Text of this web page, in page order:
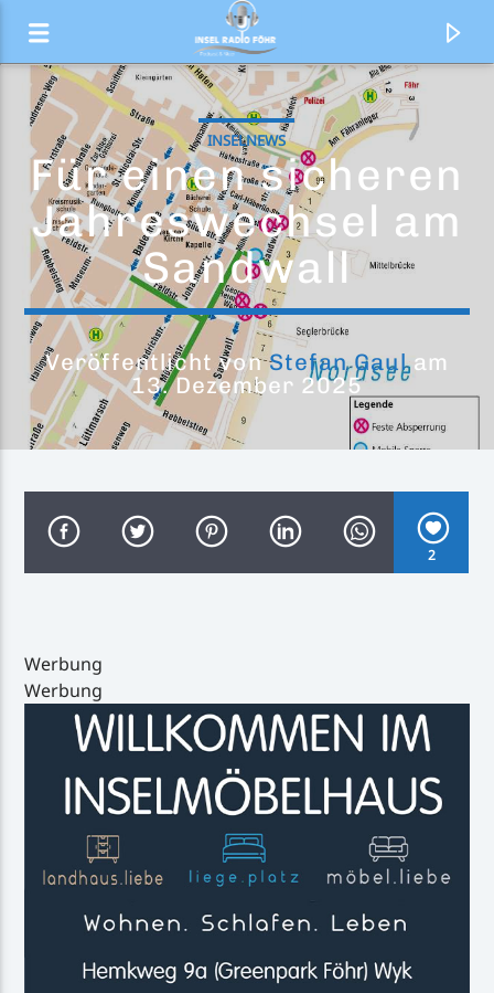
Aktueller Titel
Die 80er Jahre Show
Handystream
INSELNEWS
Für einen sicheren
Jahreswechsel am
Sandwall
Veröffentlicht vonStefan Gaulam
13. Dezember 2025
2
Werbung
Werbung